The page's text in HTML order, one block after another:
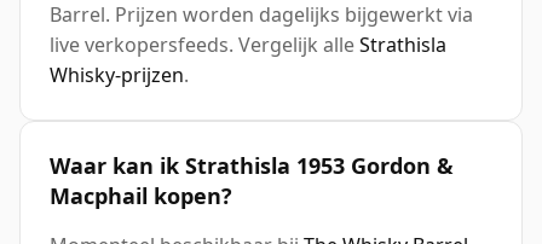
Barrel. Prijzen worden dagelijks bijgewerkt via
live verkopersfeeds. Vergelijk alleStrathisla
Whisky-prijzen.
Waar kan ik Strathisla 1953 Gordon &
Macphail kopen?